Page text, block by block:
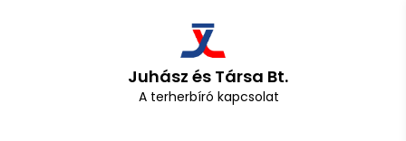
Juhász és Társa Bt.
A terherbíró kapcsolat